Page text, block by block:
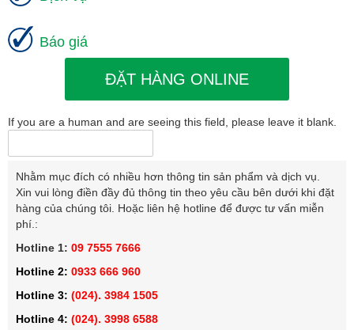
Báo giá
ĐẶT HÀNG ONLINE
If you are a human and are seeing this field, please leave it blank.
Nhằm mục đích có nhiều hơn thông tin sản phẩm và dịch vụ.
Xin vui lòng điền đầy đủ thông tin theo yêu cầu bên dưới khi đặt
hàng của chúng tôi. Hoặc liên hệ hotline để được tư vấn miễn
phí.:
Hotline 1: 09 7555 7666
Hotline 2: 0933 666 960
Hotline 3: (024). 3984 1505
Hotline 4: (024). 3998 6588